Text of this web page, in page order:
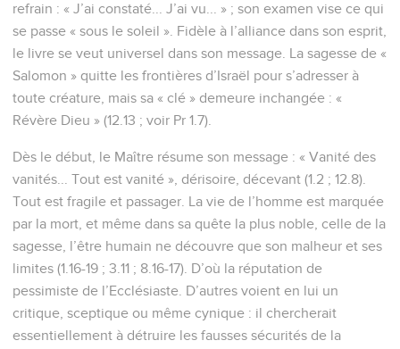
refrain : « J’ai constaté... J’ai vu... » ; son examen vise ce qui
se passe « sous le soleil ». Fidèle à l’alliance dans son esprit,
le livre se veut universel dans son message. La sagesse de «
Salomon » quitte les frontières d’Israël pour s’adresser à
toute créature, mais sa « clé » demeure inchangée : «
Révère Dieu » (12.13 ; voir Pr 1.7).
Dès le début, le Maître résume son message : « Vanité des
vanités... Tout est vanité », dérisoire, décevant (1.2 ; 12.8).
Tout est fragile et passager. La vie de l’homme est marquée
par la mort, et même dans sa quête la plus noble, celle de la
sagesse, l’être humain ne découvre que son malheur et ses
limites (1.16-19 ; 3.11 ; 8.16-17). D’où la réputation de
pessimiste de l’Ecclésiaste. D’autres voient en lui un
critique, sceptique ou même cynique : il chercherait
essentiellement à détruire les fausses sécurités de la